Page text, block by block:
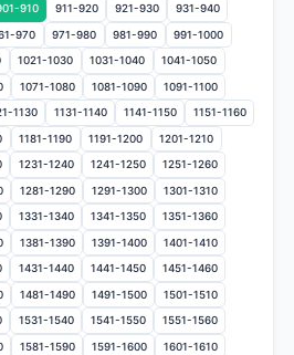
910 911-920 921-930 931-940
970 971-980 981-990 991-1000
1021-1030 1031-1040 1041-1050
1071-1080 1081-1090 1091-1100
1130 1131-1140 1141-1150 1151-1160
1181-1190 1191-1200 1201-1210
1231-1240 1241-1250 1251-1260
1281-1290 1291-1300 1301-1310
1331-1340 1341-1350 1351-1360
1381-1390 1391-1400 1401-1410
1431-1440 1441-1450 1451-1460
1481-1490 1491-1500 1501-1510
1531-1540 1541-1550 1551-1560
1581-1590 1591-1600 1601-1610